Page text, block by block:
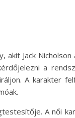
Jack
a
A karakter
A női